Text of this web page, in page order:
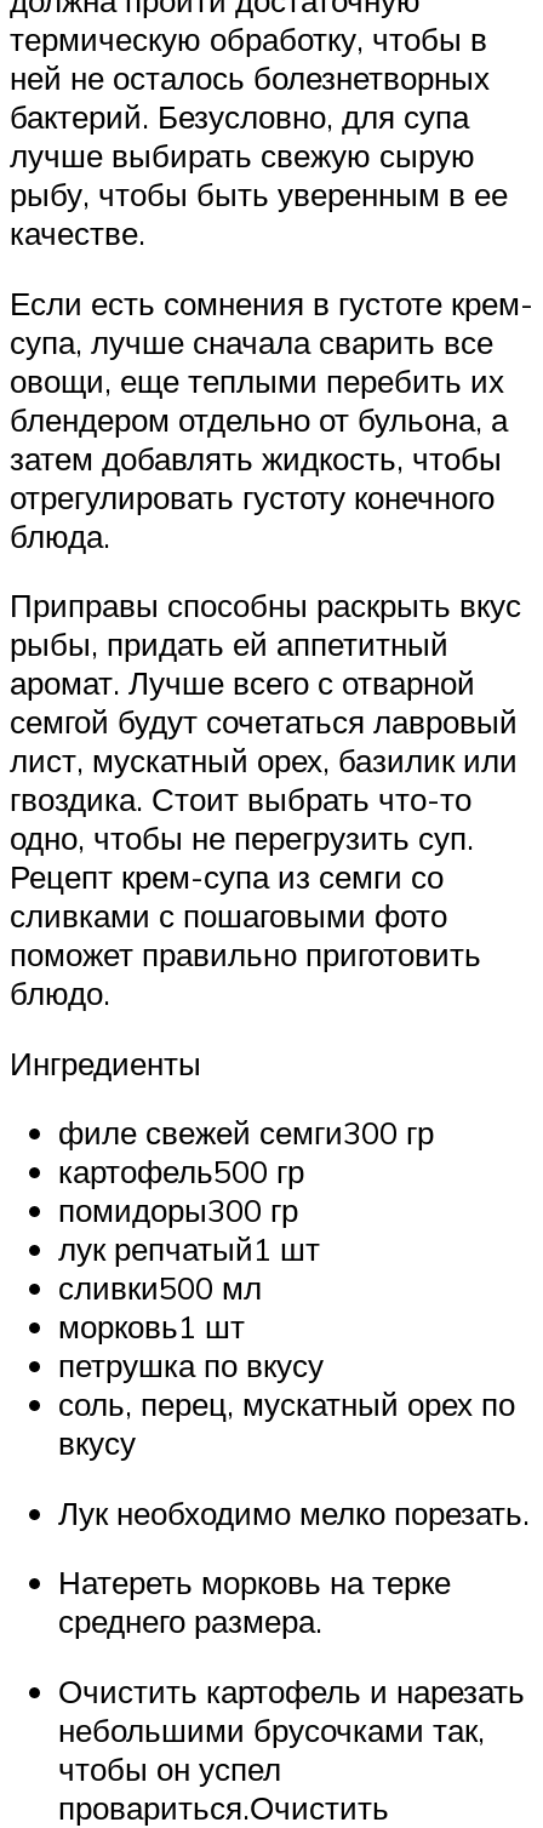
термическую обработку, чтобы в
ней не осталось болезнетворных
бактерий. Безусловно, для супа
лучше выбирать свежую сырую
рыбу, чтобы быть уверенным в ее
качестве.
Если есть сомнения в густоте крем-
супа, лучше сначала сварить все
овощи, еще теплыми перебить их
блендером отдельно от бульона, а
затем добавлять жидкость, чтобы
отрегулировать густоту конечного
блюда.
Приправы способны раскрыть вкус
рыбы, придать ей аппетитный
аромат. Лучше всего с отварной
семгой будут сочетаться лавровый
лист, мускатный орех, базилик или
гвоздика. Стоит выбрать что-то
одно, чтобы не перегрузить суп.
Рецепт крем-супа из семги со
сливками с пошаговыми фото
поможет правильно приготовить
блюдо.
Ингредиенты
филе свежей семги300 гр
картофель500 гр
помидоры300 гр
лук репчатый1 шт
сливки500 мл
морковь1 шт
петрушка по вкусу
соль, перец, мускатный орех по
вкусу
Лук необходимо мелко порезать.
Натереть морковь на терке
среднего размера.
Очистить картофель и нарезать
небольшими брусочками так,
чтобы он успел
провариться.Очистить